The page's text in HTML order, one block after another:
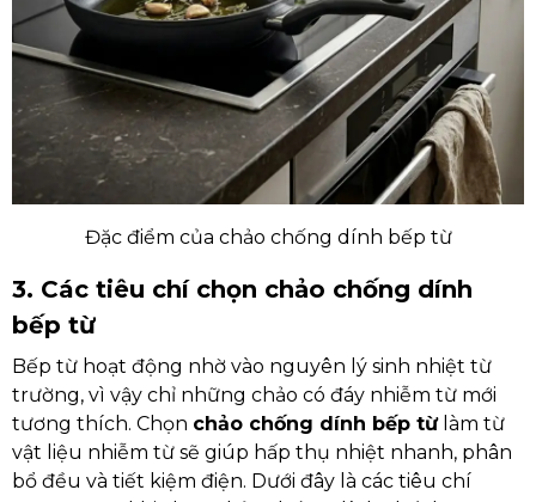
Đặc điểm của chảo chống dính bếp từ
3. Các tiêu chí chọn chảo chống dính
bếp từ
Bếp từ hoạt động nhờ vào nguyên lý sinh nhiệt từ
trường, vì vậy chỉ những chảo có đáy nhiễm từ mới
tương thích. Chọn chảo chống dính bếp từlàm từ
vật liệu nhiễm từ sẽ giúp hấp thụ nhiệt nhanh, phân
bổ đều và tiết kiệm điện. Dưới đây là các tiêu chí